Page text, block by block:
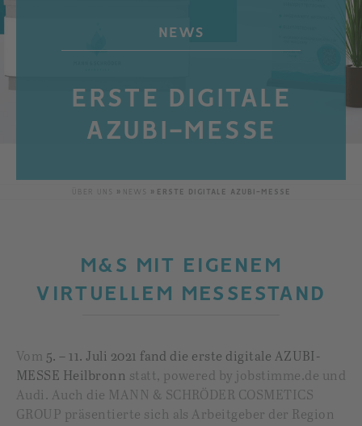
NEWS
ERSTE DIGITALE
AZUBI-MESSE
ÜBER UNS ERSTE DIGITALE AZUBI-MESSE
M&S MIT EIGENEM
VIRTUELLEM MESSESTAND
Vom 5. – 11. Juli 2021 fand die erste digitale AZUBI-
MESSE Heilbronn statt, powered by jobstimme.de und
Audi. Auch die MANN & SCHRÖDER COSMETICS
GROUP präsentierte sich als Arbeitgeber der Region